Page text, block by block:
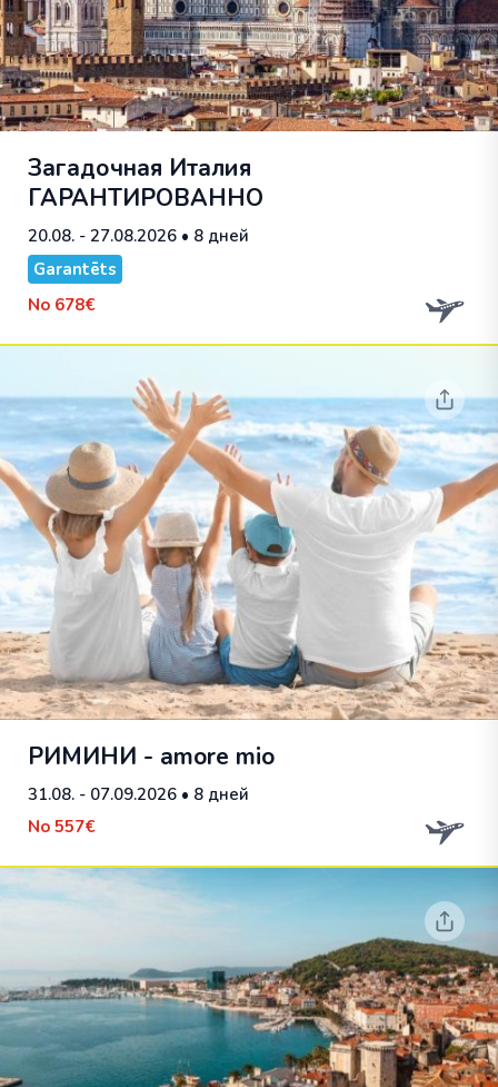
Загадочная Италия
ГАРАНТИРОВАННО
20.08. - 27.08.2026 • 8 дней
Garantēts
No 678€
РИМИНИ - amore mio
31.08. - 07.09.2026 • 8 дней
No 557€